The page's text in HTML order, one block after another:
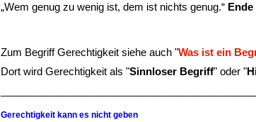
„Wem genug zu wenig ist, dem ist nichts genug.“
Zum Begriff Gerechtigkeit siehe auch "Was ist ein
Dort wird Gerechtigkeit als "Sinnloser Begriff" oder "
Gerechtigkeit kann es nicht geben